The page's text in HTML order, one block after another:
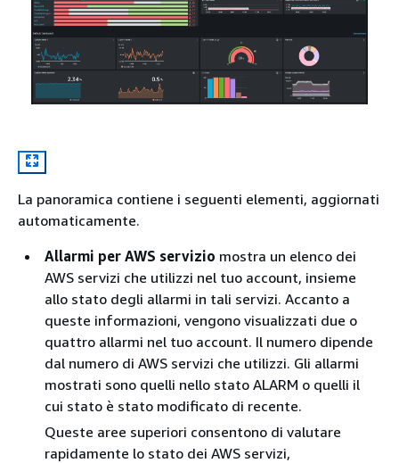
La panoramica contiene i seguenti elementi, aggiornati
automaticamente.
Allarmi per AWS servizio mostra un elenco dei
AWS servizi che utilizzi nel tuo account, insieme
allo stato degli allarmi in tali servizi. Accanto a
queste informazioni, vengono visualizzati due o
quattro allarmi nel tuo account. Il numero dipende
dal numero di AWS servizi che utilizzi. Gli allarmi
mostrati sono quelli nello stato ALARM o quelli il
cui stato è stato modificato di recente.
Queste aree superiori consentono di valutare
rapidamente lo stato dei AWS servizi,